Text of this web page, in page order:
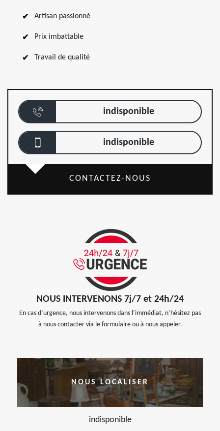
Artisan passionné
Prix imbattable
Travail de qualité
indisponible
indisponible
CONTACTEZ-NOUS
NOUS INTERVENONS 7j/7 et 24h/24
En cas d’urgence, nous intervenons dans l’immédiat, n’hésitez pas
à nous contacter via le formulaire ou à nous appeler.
NOUS LOCALISER
indisponible